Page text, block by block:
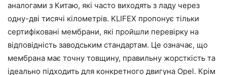
аналогами з Китаю, які часто виходять з ладу через
одну-дві тисячі кілометрів. KLIFEX пропонує тільки
сертифіковані мембрани, які пройшли перевірку на
відповідність заводським стандартам. Це означає, що
мембрана має точну товщину, правильну жорсткість та
ідеально підходить для конкретного двигуна Opel. Крім